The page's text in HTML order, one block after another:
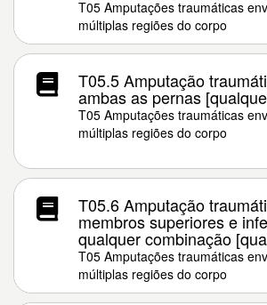
T05 Amputações traumáticas
múltiplas regiões do corpo
T05.5 Amputação
ambas as pernas
T05 Amputações traumáticas
múltiplas regiões do corpo
T05.6 Amputação
membros superiores e
qualquer combinação
T05 Amputações traumáticas
múltiplas regiões do corpo